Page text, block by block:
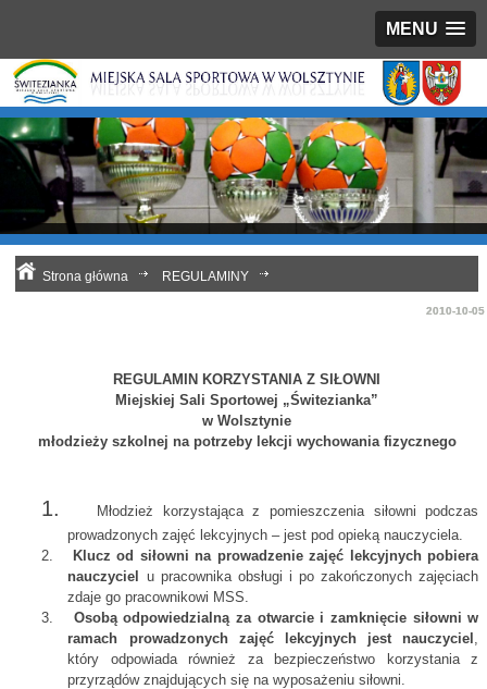
MENU
Strona główna
REGULAMINY
2010-10-05
REGULAMIN KORZYSTANIA Z SIŁOWNI
Miejskiej Sali Sportowej „Świtezianka”
w Wolsztynie
młodzieży szkolnej na potrzeby lekcji wychowania fizycznego
1.
Młodzież korzystająca z pomieszczenia siłowni podczas
prowadzonych zajęć lekcyjnych – jest pod opieką nauczyciela.
2.
Klucz od siłowni na prowadzenie zajęć lekcyjnych pobiera
nauczyciel u pracownika obsługi i po zakończonych zajęciach
zdaje go pracownikowi MSS.
3.
Osobą odpowiedzialną za otwarcie i zamknięcie siłowni w
ramach prowadzonych zajęć lekcyjnych jest nauczyciel
który odpowiada również za bezpieczeństwo korzystania z
przyrządów znajdujących się na wyposażeniu siłowni.